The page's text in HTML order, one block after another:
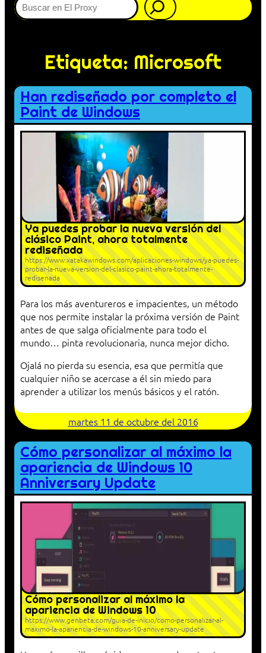
Etiqueta: Microsoft
Han rediseñado por completo el
Paint de Windows
Ya puedes probar la nueva versión del
clásico Paint, ahora totalmente
rediseñada
https://www.xatakawindows.com/aplicaciones-windows/ya-puedes-
probar-la-nueva-version-del-clasico-paint-ahora-totalmente-
redisenada
Para los más aventureros e impacientes, un método
que nos permite instalar la próxima versión de Paint
antes de que salga oficialmente para todo el
mundo… pinta revolucionaria, nunca mejor dicho.
Ojalá no pierda su esencia, esa que permitía que
cualquier niño se acercase a él sin miedo para
aprender a utilizar los menús básicos y el ratón.
martes 11 de octubre del 2016
Cómo personalizar al máximo la
apariencia de Windows 10
Anniversary Update
Cómo personalizar al máximo la
apariencia de Windows 10
https://www.genbeta.com/guia-de-inicio/como-personalizar-al-
maximo-la-apariencia-de-windows-10-anniversary-update